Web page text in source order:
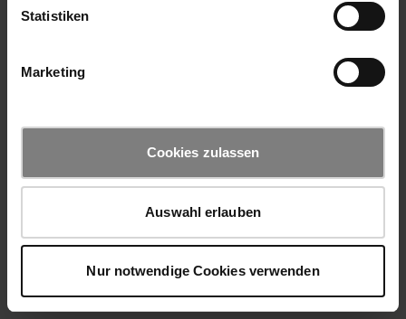
Statistiken
Marketing
Cookies zulassen
Auswahl erlauben
Nur notwendige Cookies verwenden